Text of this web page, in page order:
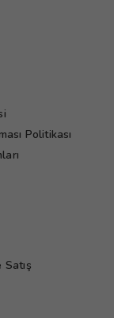
Politikası